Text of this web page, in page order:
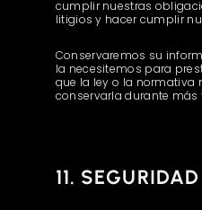
cumplir nuestras
litigios y hacer cumplir
Conservaremos su
la necesitemos para
que la ley o la normativa
conservarla durante más
11. SEGURIDAD